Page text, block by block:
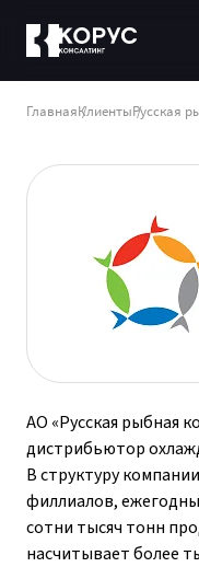
ГлавнаяКлиентыРусская
АО «Русская рыбная
дистрибьютор
В структуру
филлиалов,
сотни тысяч тонн
насчитывает более